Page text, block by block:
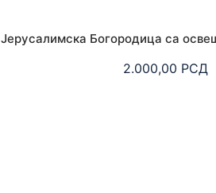
Јерусалимска Богородица са
2.000,00 РСД